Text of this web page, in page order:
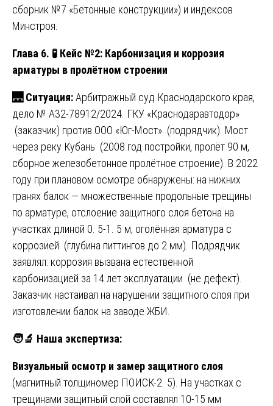
сборник №7 «Бетонные конструкции») и индексов
Минстроя.
Глава 6. 🧪 Кейс №2: Карбонизация и коррозия
арматуры в пролётном строении
🌉 Ситуация:Арбитражный суд Краснодарского края,
дело № А32-78912/2024. ГКУ «Краснодаравтодор»
(заказчик) против ООО «Юг-Мост» (подрядчик). Мост
через реку Кубань (2008 год постройки, пролёт 90 м,
сборное железобетонное пролётное строение). В 2022
году при плановом осмотре обнаружены: на нижних
гранях балок — множественные продольные трещины
по арматуре, отслоение защитного слоя бетона на
участках длиной 0. 5-1. 5 м, оголённая арматура с
коррозией (глубина питтингов до 2 мм). Подрядчик
заявлял: коррозия вызвана естественной
карбонизацией за 14 лет эксплуатации (не дефект).
Заказчик настаивал на нарушении защитного слоя при
изготовлении балок на заводе ЖБИ.
🧑 Наша экспертиза:
Визуальный осмотр и замер защитного слоя
(магнитный толщиномер ПОИСК-2. 5). На участках с
трещинами защитный слой составлял 10-15 мм